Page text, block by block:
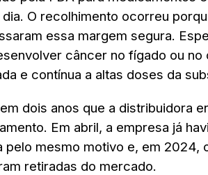
O recolhimento ocorreu
essa margem segura.
câncer no fígado ou no
e contínua a altas doses da
dois anos que a distribuidora
Em abril, a empresa já
mesmo motivo e, em 2024,
retiradas do mercado.